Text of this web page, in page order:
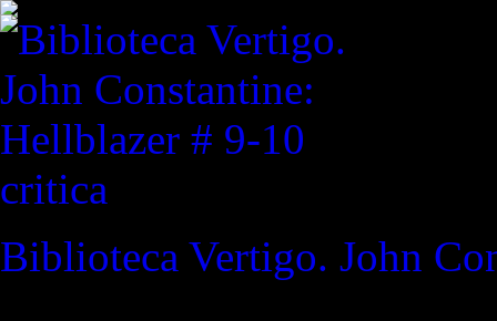
critica
Biblioteca Vertigo. John